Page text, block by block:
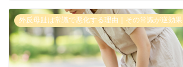
外反母趾は常識で悪化する理由｜その常識が逆効果